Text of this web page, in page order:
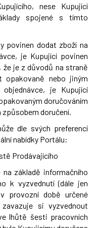
nese Kupující
spojené s tímto
povinen dodat zboží na
je Kupující povinen
je z důvodů na straně
opakovaně nebo jiným
je Kupující
doručováním
doručení.
dle svých preferencí
nabídky Portálu:
Prodávajícího
základě informačního
k vyzvednutí (dále jen
provozní době určené
si vyzvednout
lhůtě šesti pracovních